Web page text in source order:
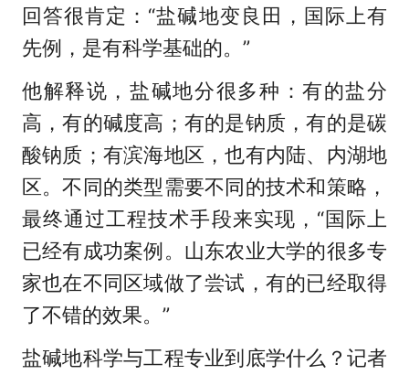
回答很肯定：“盐碱地变良田，国际上有
先例，是有科学基础的。”
他解释说，盐碱地分很多种：有的盐分
高，有的碱度高；有的是钠质，有的是碳
酸钠质；有滨海地区，也有内陆、内湖地
区。不同的类型需要不同的技术和策略，
最终通过工程技术手段来实现，“国际上
已经有成功案例。山东农业大学的很多专
家也在不同区域做了尝试，有的已经取得
了不错的效果。”
盐碱地科学与工程专业到底学什么？记者